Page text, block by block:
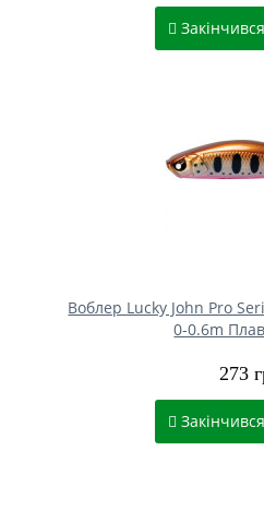
Закінчився
Воблер Lucky John Pro
0-0.6m
273
Закінчився